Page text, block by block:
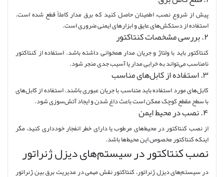
پیش از شروع نصب، اطمینان حاصل کنید که برق مدار کاملاً قطع شده است.
استفاده از دستکش‌های عایق و ابزارهای ایمنی ضروری است.
۲. بررسی مشخصات کنتاکتور
کنتاکتور باید با ولتاژ و جریان مدار همخوانی داشته باشد. استفاده از کنتاکتور
نامناسب می‌تواند به خرابی مدار یا آسیب جدی منجر شود.
۳. استفاده از کابل‌های مناسب
کابل‌های مورد استفاده باید متناسب با جریان عبوری باشند. استفاده از کابل‌های
با سطح مقطع کوچک ممکن است باعث داغ شدن و ایجاد آتش‌سوزی شود.
۴. نصب در محیط ایمن
از نصب کنتاکتور در محیط‌های مرطوب یا دارای خطر انفجار خودداری کنید، مگر
اینکه کنتاکتور مخصوص این محیط‌ها باشد.
نصب کنتاکتور در سیستم‌های دیزل ژنراتور
در سیستم‌های دیزل ژنراتور، کنتاکتور نقش مهمی در مدیریت برق بین ژنراتور